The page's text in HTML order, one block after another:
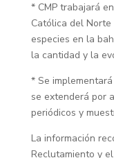
* CMP trabajará
Católica del
especies en la
la cantidad y la
* Se
se extenderá por
periódicos y
La información
Reclutamiento y